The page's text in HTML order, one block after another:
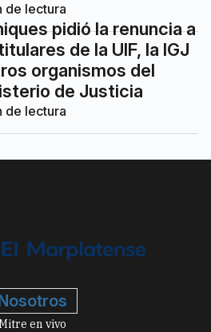
de lectura
pidió la renuncia a
de la UIF, la IGJ
organismos del
de Justicia
de lectura
en vivo